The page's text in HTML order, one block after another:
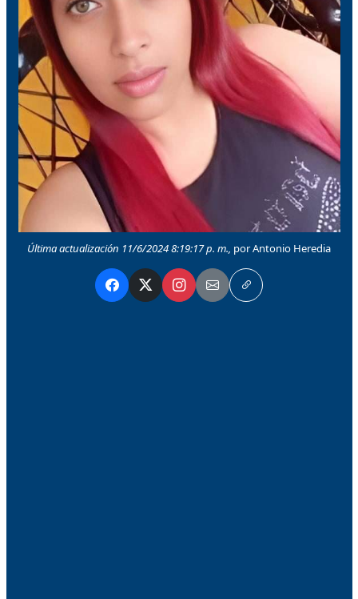
Última actualización 11/6/2024 8:19:17 p. m., por Antonio Heredia